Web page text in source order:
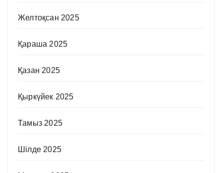
Желтоқсан 2025
Қараша 2025
Қазан 2025
Қыркүйек 2025
Тамыз 2025
Шілде 2025